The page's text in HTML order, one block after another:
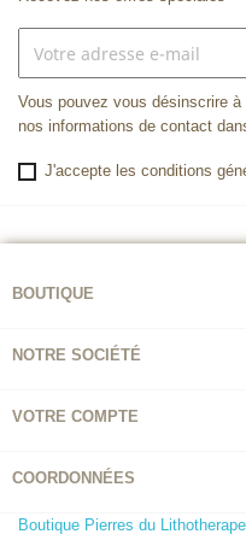
Vous pouvez vous désinscrire
nos informations de contact
J'accepte les conditions
BOUTIQUE
NOTRE SOCIÉTÉ
VOTRE COMPTE
COORDONNÉES
Boutique Pierres du